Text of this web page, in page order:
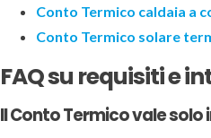
Conto Termico caldaia a
Conto Termico solare
FAQ su requisiti e
Il Conto Termico vale